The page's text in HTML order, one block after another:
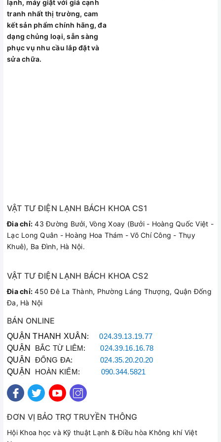
muốn.
Luồng khí lạnh đa chiều
Sản phẩm này được thiết kế riêng biệt với chức năng làm
lạnh 3 chiều, với chức năng này hướng gió sẽ được phân bổ
3D mang đến không khí lạnh đều khắp phòng.
Tự làm sạch máy - X Fan
Chức năng này sau khi tắt điều hòa, quạt X ở dàn lạnh sẽ tiếp
tục chạy để hong khô dàn lạnh đồng thời đánh bay mọi bụi
bẩn, vi khuẩn... có thể sinh sản ở cục lạnh. Như vậy vừa đảm
sinh máy.
lạnh, máy giặt với giá cạnh
tranh nhất thị trường, cam
kết sản phẩm chính hãng, đa
dạng chủng loại, sẵn sàng
phục vụ nhu cầu lắp đặt và
sửa chữa.
VẬT TƯ ĐIỆN LẠNH BÁCH KHOA CS1
Đia chỉ: 43 Đường Bưởi, Vòng Xoay (Bưởi - Hoàng Quốc Việt -
Lạc Long Quân - Hoàng Hoa Thám - Võ Chí Công - Thụy
Khuê), Ba Đình, Hà Nội.
VẬT TƯ ĐIỆN LẠNH BÁCH KHOA CS2
Đia chỉ: 450 Đê La Thành, Phường Láng Thượng, Quận Đống
Đa, Hà Nội
BÁN ONLINE
QUẬN THANH XUÂN :024.39.13.19.77
QUẬN BẮC TỪ LIÊM:024.39.16.16.78
QUẬN ĐỐNG ĐA: 024.35.20.20.20
QUẬN HOÀN KIẾM: 090.344.5821
ĐƠN VỊ BẢO TRỢ TRUYỀN THÔNG
Hội Khoa học và Kỹ thuật Lạnh & Điều hòa Không khí Việt